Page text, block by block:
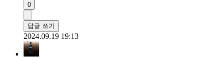
0
답글 쓰기
2024.09.19 19:13